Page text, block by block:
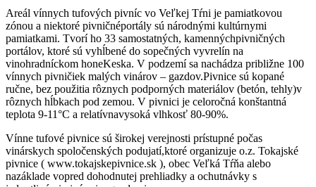
Areál vínnych tufových pivníc vo Veľkej Tŕni je pamiatkovou
zónou a niektoré pivničnéportály sú národnými kultúrnymi
pamiatkami. Tvorí ho 33 samostatných, kamennýchpivničných
portálov, ktoré sú vyhĺbené do sopečných vyvrelín na
vinohradníckom honeKeska. V podzemí sa nachádza približne 100
vínnych pivničiek malých vinárov – gazdov.Pivnice sú kopané
ručne, bez použitia rôznych podporných materiálov (betón, tehly)v
rôznych hĺbkach pod zemou. V pivnici je celoročná konštantná
teplota 9-11°C a relatívnavysoká vlhkosť 80-90%.
Vínne tufové pivnice sú širokej verejnosti prístupné počas
vinárskych spoločenských podujatí,ktoré organizuje o.z. Tokajské
pivnice ( www.tokajskepivnice.sk ), obec Veľká Tŕňa alebo
nazáklade vopred dohodnutej prehliadky a ochutnávky s